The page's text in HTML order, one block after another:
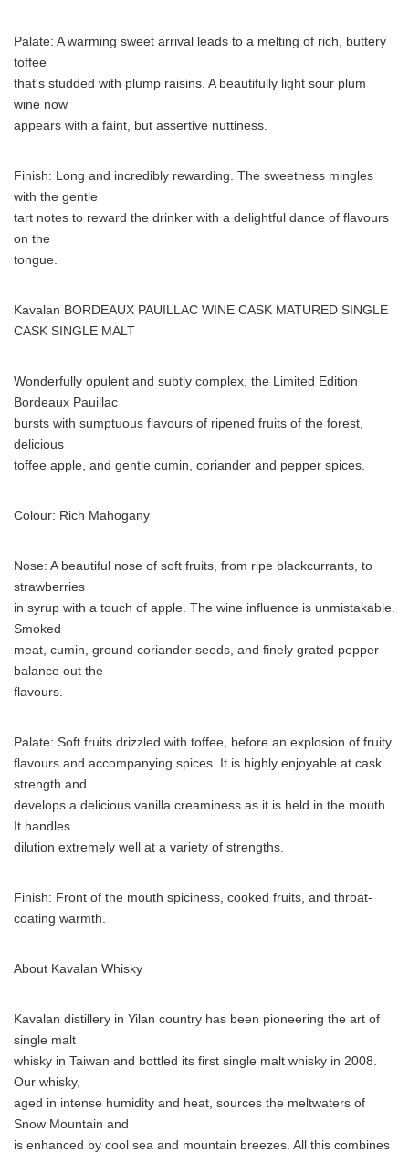
Palate: A warming sweet arrival leads to a melting of rich, buttery
toffee
that's studded with plump raisins. A beautifully light sour plum
wine now
appears with a faint, but assertive nuttiness.
Finish: Long and incredibly rewarding. The sweetness mingles
with the gentle
tart notes to reward the drinker with a delightful dance of flavours
on the
tongue.
Kavalan BORDEAUX PAUILLAC WINE CASK MATURED SINGLE
CASK SINGLE MALT
Wonderfully opulent and subtly complex, the Limited Edition
Bordeaux Pauillac
bursts with sumptuous flavours of ripened fruits of the forest,
delicious
toffee apple, and gentle cumin, coriander and pepper spices.
Colour: Rich Mahogany
Nose: A beautiful nose of soft fruits, from ripe blackcurrants, to
strawberries
in syrup with a touch of apple. The wine influence is unmistakable.
Smoked
meat, cumin, ground coriander seeds, and finely grated pepper
balance out the
flavours.
Palate: Soft fruits drizzled with toffee, before an explosion of fruity
flavours and accompanying spices. It is highly enjoyable at cask
strength and
develops a delicious vanilla creaminess as it is held in the mouth.
It handles
dilution extremely well at a variety of strengths.
Finish: Front of the mouth spiciness, cooked fruits, and throat-
coating warmth.
About Kavalan Whisky
Kavalan distillery in Yilan country has been pioneering the art of
single malt
whisky in Taiwan and bottled its first single malt whisky in 2008.
Our whisky,
aged in intense humidity and heat, sources the meltwaters of
Snow Mountain and
is enhanced by cool sea and mountain breezes. All this combines
English